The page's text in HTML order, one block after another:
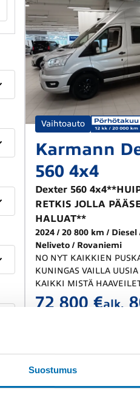
Suostumus
Vaihtoauto
Karmann
560 4x4
Dexter 560
RETKIS JOLLA
HALUAT**
2024 20 800 km Diesel
Neliveto
Rovaniemi
NO NYT KAIKKIEN
KUNINGAS VAILLA
KAIKKI MISTÄ
JÄRJESTYY VAIKKA
72 800 €alk.